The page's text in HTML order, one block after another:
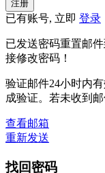
已有账号, 立即 登录
已发送密码重置邮
接修改密码！
验证邮件24小时内
成验证。若未收到
查看邮箱
重新发送
找回密码